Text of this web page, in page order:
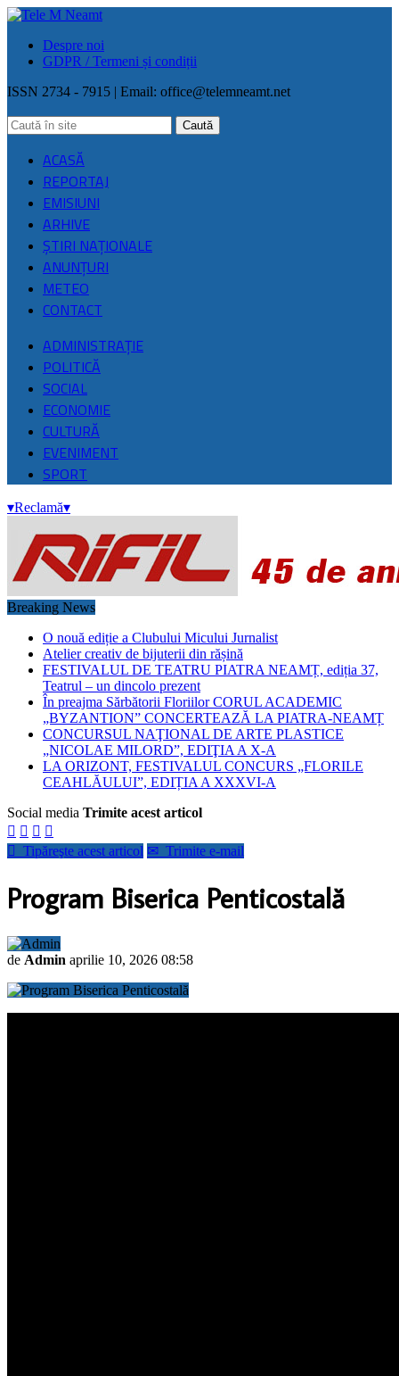
Despre noi
GDPR / Termeni și condiții
ISSN 2734 - 7915 | Email: office@telemneamt.net
ACASĂ
REPORTAJ
EMISIUNI
ARHIVE
ŞTIRI NAŢIONALE
ANUNȚURI
METEO
CONTACT
ADMINISTRAȚIE
POLITICĂ
SOCIAL
ECONOMIE
CULTURĂ
EVENIMENT
SPORT
▾Reclamă▾
Breaking News
O nouă ediție a Clubului Micului Jurnalist
Atelier creativ de bijuterii din rășină
FESTIVALUL DE TEATRU PIATRA NEAMȚ, ediția 37,
Teatrul – un dincolo prezent
În preajma Sărbătorii Floriilor CORUL ACADEMIC
„BYZANTION” CONCERTEAZĂ LA PIATRA-NEAMȚ
CONCURSUL NAŢIONAL DE ARTE PLASTICE
„NICOLAE MILORD”, EDIŢIA A X-A
LA ORIZONT, FESTIVALUL CONCURS „FLORILE
CEAHLĂULUI”, EDIȚIA A XXXVI-A
Social media Trimite acest articol
   

Tipăreşte acest articol ✉ Trimite e-mail
Program Biserica Penticostală
de Admin aprilie 10, 2026 08:58